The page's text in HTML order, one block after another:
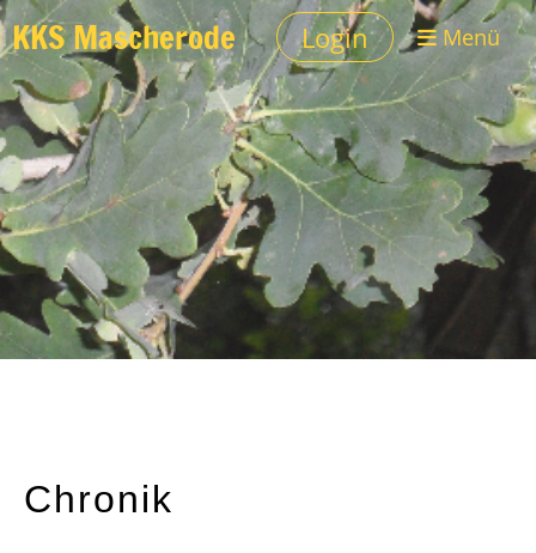
KKS Mascherode Login Menü
Chronik